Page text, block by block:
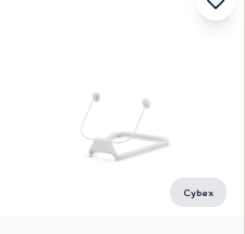
Cybex